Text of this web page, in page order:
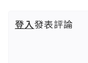
登入發表評論